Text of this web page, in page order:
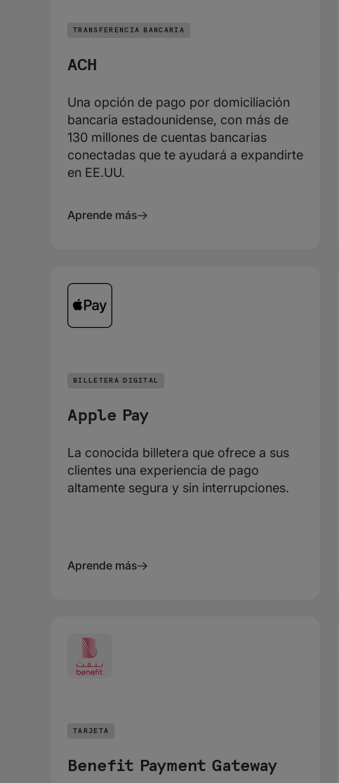
TRANSFERENCIA BANCARIA
ACH
Una opción de pago por domiciliación
bancaria estadounidense, con más de
130 millones de cuentas bancarias
conectadas que te ayudará a expandirte
en EE.UU.
Aprende más
BILLETERA DIGITAL
Apple Pay
La conocida billetera que ofrece a sus
clientes una experiencia de pago
altamente segura y sin interrupciones.
Aprende más
TARJETA
Benefit Payment Gateway